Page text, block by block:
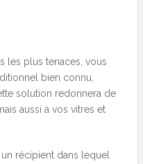
les plus tenaces, vous
bien connu,
solution redonnera de
aussi à vos vitres et
récipient dans lequel